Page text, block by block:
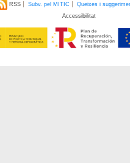
RSS Subv. pel MITIC Queixes i
Accessibilitat